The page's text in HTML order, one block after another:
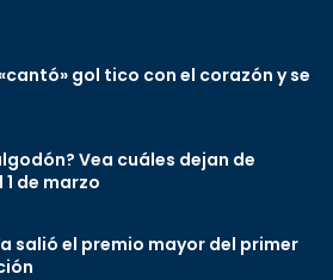
gol tico con el corazón y se
Vea cuáles dejan de
de marzo
salió el premio mayor del primer